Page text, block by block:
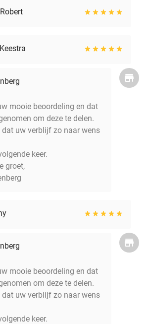
mooie beoordeling en dat
om deze te delen.
dat uw verblijf zo naar wens
keer.
groet,
mooie beoordeling en dat
om deze te delen.
dat uw verblijf zo naar wens
keer.